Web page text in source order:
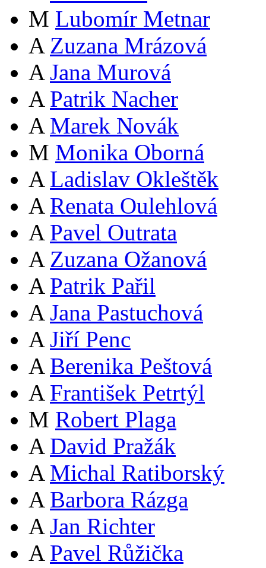
M Lubomír Metnar
A Zuzana Mrázová
A Jana Murová
A Patrik Nacher
A Marek Novák
M Monika Oborná
A Ladislav Okleštěk
A Renata Oulehlová
A Pavel Outrata
A Zuzana Ožanová
A Patrik Pařil
A Jana Pastuchová
A Jiří Penc
A Berenika Peštová
A František Petrtýl
M Robert Plaga
A David Pražák
A Michal Ratiborský
A Barbora Rázga
A Jan Richter
A Pavel Růžička